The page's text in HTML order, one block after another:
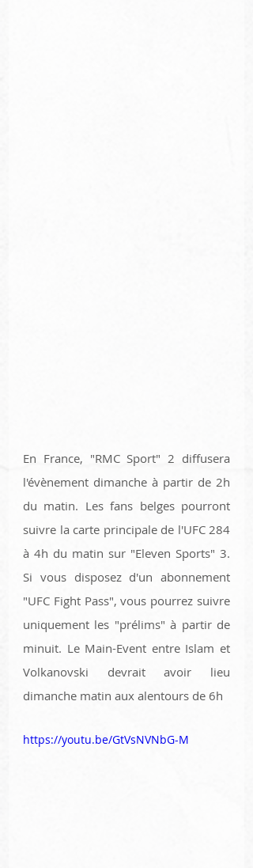
En France, "RMC Sport" 2 diffusera
l'évènement dimanche à partir de 2h
du matin. Les fans belges pourront
suivre la carte principale de l'UFC 284
à 4h du matin sur "Eleven Sports" 3.
Si vous disposez d'un abonnement
"UFC Fight Pass", vous pourrez suivre
uniquement les "prélims" à partir de
minuit. Le Main-Event entre Islam et
Volkanovski devrait avoir lieu
dimanche matin aux alentours de 6h
https://youtu.be/GtVsNVNbG-M